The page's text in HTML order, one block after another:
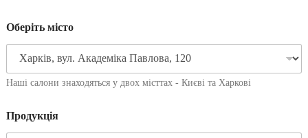
Оберіть місто
Наші салони знаходяться у двох місттах - Києві та Харкові
Продукція